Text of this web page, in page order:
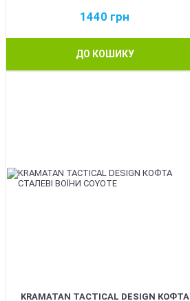
1440 грн
ДО КОШИКУ
KRAMATAN TACTICAL DESIGN КОФТА